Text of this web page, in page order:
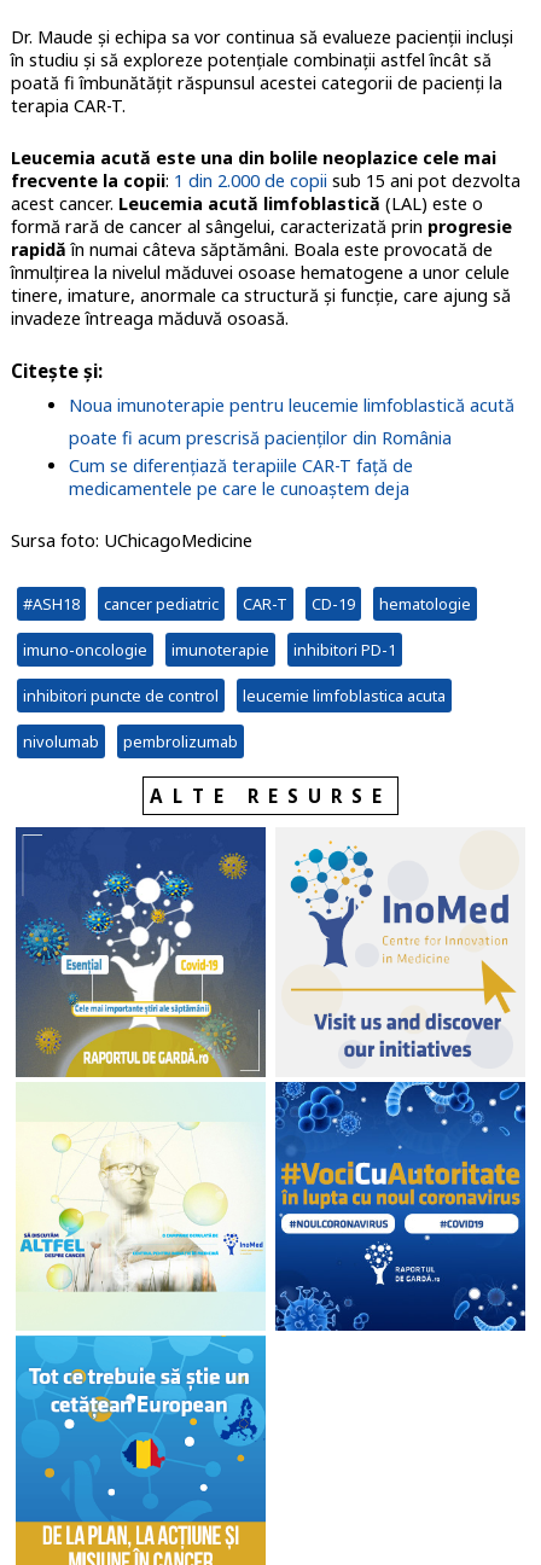
Dr. Maude și echipa sa vor continua să evalueze pacienții incluși
în studiu și să exploreze potențiale combinații astfel încât să
poată fi îmbunătățit răspunsul acestei categorii de pacienți la
terapia CAR-T.
Leucemia acută este una din bolile neoplazice cele mai
frecvente la copii: 1 din 2.000 de copii sub 15 ani pot dezvolta
acest cancer. Leucemia acută limfoblastică (LAL) este o
formă rară de cancer al sângelui, caracterizată prin progresie
rapidăîn numai câteva săptămâni. Boala este provocată de
înmulțirea la nivelul măduvei osoase hematogene a unor celule
tinere, imature, anormale ca structură şi funcţie, care ajung să
invadeze întreaga măduvă osoasă.
Citește și:
Noua imunoterapie pentru leucemie limfoblastică acută
poate fi acum prescrisă pacienților din România
Cum se diferențiază terapiile CAR-T față de
medicamentele pe care le cunoaștem deja
Sursa foto: UChicagoMedicine
#ASH18 cancer pediatric CAR-T CD-19 hematologie
imuno-oncologie imunoterapie inhibitori PD-1
inhibitori puncte de control leucemie limfoblastica acuta
nivolumab pembrolizumab
ALTE RESURSE